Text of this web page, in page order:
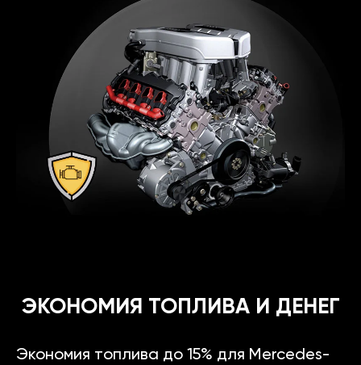
ЭКОНОМИЯ ТОПЛИВА И ДЕНЕГ
Экономия топлива до 15% для Mercedes-